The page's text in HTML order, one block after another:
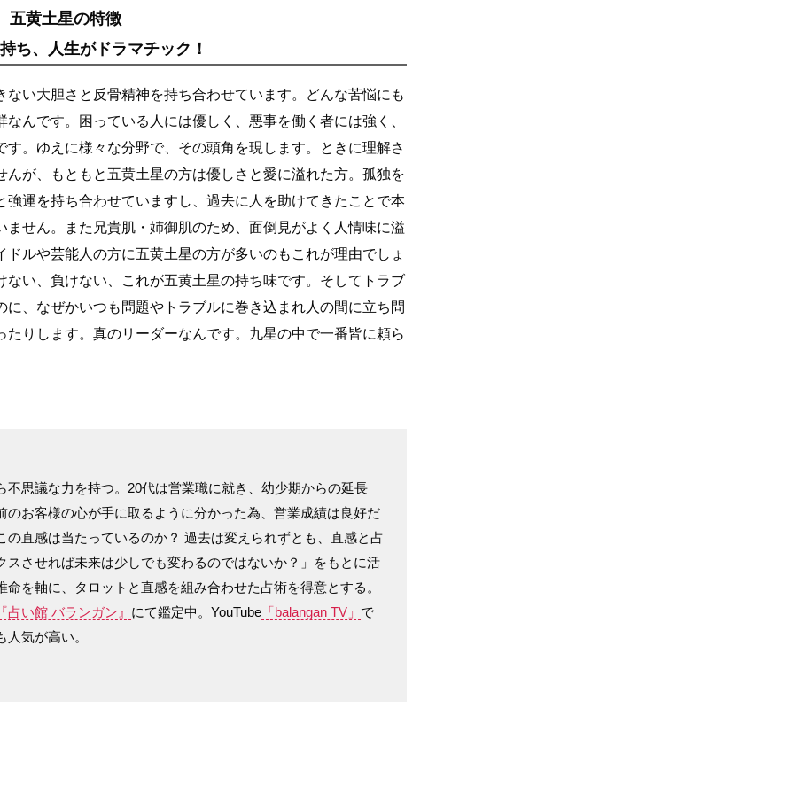
五黄土星の特徴
ち、人生がドラマチック！
い大胆さと反骨精神を持ち合わせています。どんな苦悩にも
んです。困っている人には優しく、悪事を働く者には強く、
。ゆえに様々な分野で、その頭角を現します。ときに理解さ
が、もともと五黄土星の方は優しさと愛に溢れた方。孤独を
運を持ち合わせていますし、過去に人を助けてきたことで本
せん。また兄貴肌・姉御肌のため、面倒見がよく人情味に溢
ルや芸能人の方に五黄土星の方が多いのもこれが理由でしょ
い、負けない、これが五黄土星の持ち味です。そしてトラブ
、なぜかいつも問題やトラブルに巻き込まれ人の間に立ち問
りします。真のリーダーなんです。九星の中で一番皆に頼ら
不思議な力を持つ。20代は営業職に就き、幼少期からの延長
のお客様の心が手に取るように分かった為、営業成績は良好だ
の直感は当たっているのか？ 過去は変えられずとも、直感と占
スさせれば未来は少しでも変わるのではないか？」をもとに活
命を軸に、タロットと直感を組み合わせた占術を得意とする。
占い館 バランガン』 にて鑑定中。YouTube 「balangan TV」 で
人気が高い。